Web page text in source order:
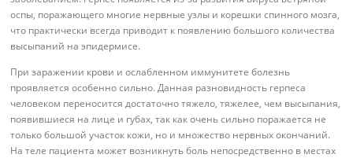
оспы, поражающего многие нервные узлы и корешки спинного мозга,
что практически всегда приводит к появлению большого количества
высыпаний на эпидермисе.
При заражении крови и ослабленном иммунитете болезнь
проявляется особенно сильно. Данная разновидность герпеса
человеком переносится достаточно тяжело, тяжелее, чем высыпания,
появившиеся на лице и губах, так как очень сильно поражается не
только большой участок кожи, но и множество нервных окончаний.
На теле пациента может возникнуть боль непосредственно в местах